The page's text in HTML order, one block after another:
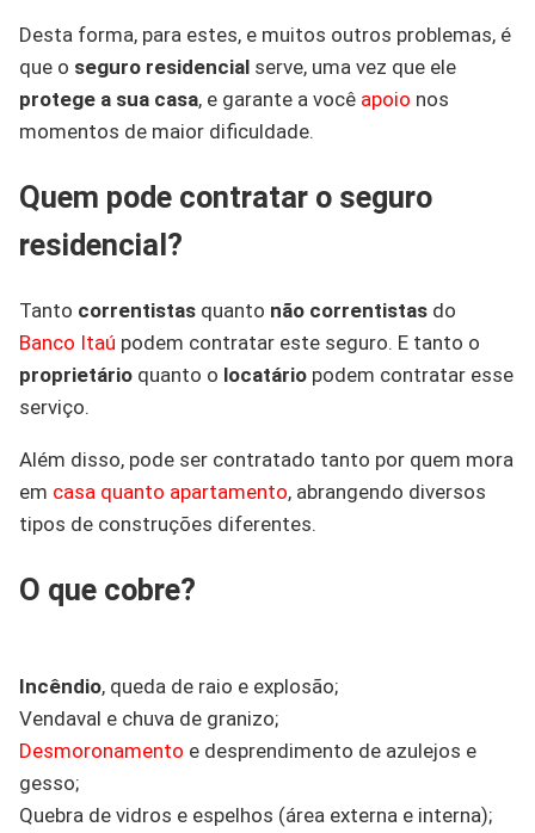
Desta forma, para estes, e muitos outros problemas, é
que o seguro residencial serve, uma vez que ele
protege a sua casa, e garante a você apoio nos
momentos de maior dificuldade.
Quem pode contratar o seguro
residencial?
Tanto correntistas quanto não correntistas do
Banco Itaú podem contratar este seguro. E tanto o
proprietário quanto o locatário podem contratar esse
serviço.
Além disso, pode ser contratado tanto por quem mora
em casa quanto apartamento, abrangendo diversos
tipos de construções diferentes.
O que cobre?
Incêndio, queda de raio e explosão;
Vendaval e chuva de granizo;
Desmoronamento e desprendimento de azulejos e
gesso;
Quebra de vidros e espelhos (área externa e interna);